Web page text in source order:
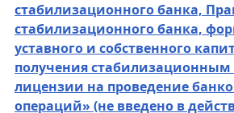
стабилизационного банка,
стабилизационного банка,
уставного и собственного
получения
лицензии на проведение
операций» (не введено в